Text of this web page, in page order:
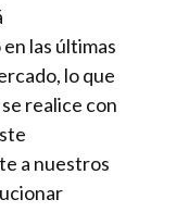
las últimas
lo que
realice con
a nuestros